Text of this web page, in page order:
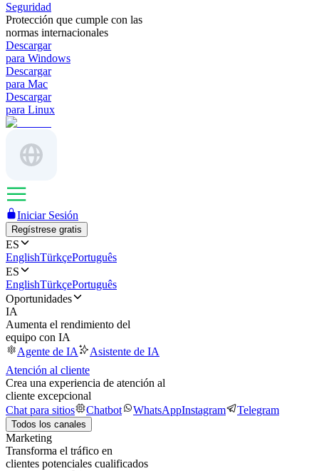
Seguridad
Protección que cumple con las
normas internacionales
Descargar
para Windows
Descargar
para Mac
Descargar
para Linux
Iniciar Sesión
Regístrese gratis
ES
EnglishTürkçePortuguês
ES
EnglishTürkçePortuguês
Oportunidades
IA
Aumenta el rendimiento del
equipo con IA
Agente de IA
Asistente de IA
Atención al cliente
Crea una experiencia de atención al
cliente excepcional
Chat para sitios
Chatbot WhatsAppInstagram Telegram
Todos los canales
Marketing
Transforma el tráfico en
clientes potenciales cualificados